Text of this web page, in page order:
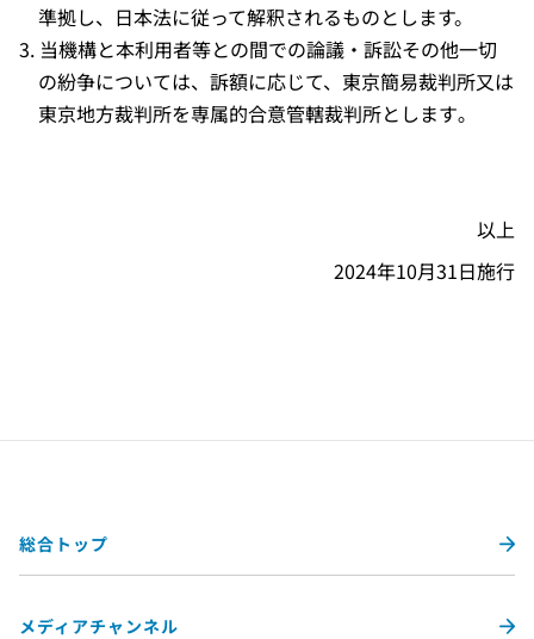
準拠し、日本法に従って解釈されるものとします。
当機構と本利用者等との間での論議・訴訟その他一切
の紛争については、訴額に応じて、東京簡易裁判所又は
東京地方裁判所を専属的合意管轄裁判所とします｡
以上
2024年10月31日施行
総合トップ
メディアチャンネル